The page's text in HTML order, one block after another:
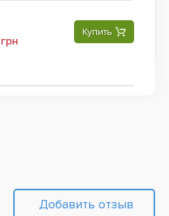
грн
Купить
Добавить отзыв